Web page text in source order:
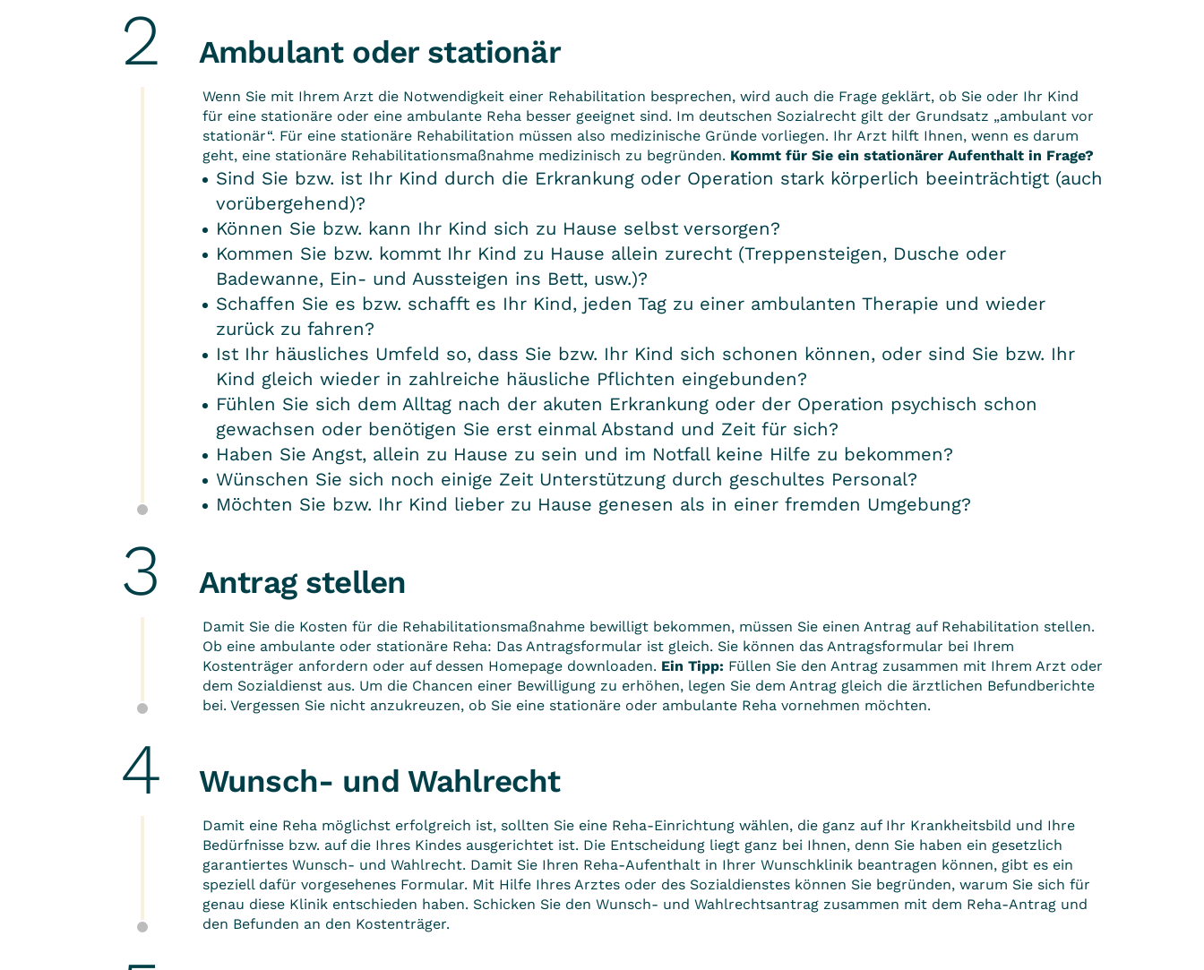
Ambulant oder stationär
Wenn Sie mit Ihrem Arzt die Notwendigkeit einer Rehabilitation besprechen, wird auch die Frage geklärt, ob Sie oder Ihr Kind
für eine stationäreoder eine ambulanteReha besser geeignet sind. Im deutschen Sozialrecht gilt der Grundsatz „ambulant vor
stationär“. Für eine stationäre Rehabilitation müssen also medizinische Gründe vorliegen. Ihr Arzt hilft Ihnen, wenn es darum
geht, eine stationäre Rehabilitationsmaßnahme medizinisch zu begründen. Kommt für Sie ein stationärer Aufenthalt in Frage?
Sind Sie bzw. ist Ihr Kind durch die Erkrankung oder Operation stark körperlich beeinträchtigt (auch
vorübergehend)?
Können Sie bzw. kann Ihr Kind sich zu Hause selbst versorgen?
Kommen Sie bzw. kommt Ihr Kind zu Hause allein zurecht (Treppensteigen, Dusche oder
Badewanne, Ein- und Aussteigen ins Bett, usw.)?
Schaffen Sie es bzw. schafft es Ihr Kind, jeden Tag zu einer ambulanten Therapie und wieder
zurück zu fahren?
Ist Ihr häusliches Umfeld so, dass Sie bzw. Ihr Kind sich schonen können, oder sind Sie bzw. Ihr
Kind gleich wieder in zahlreiche häusliche Pflichten eingebunden?
Fühlen Sie sich dem Alltag nach der akuten Erkrankung oder der Operation psychisch schon
gewachsen oder benötigen Sie erst einmal Abstand und Zeit für sich?
Haben Sie Angst, allein zu Hause zu sein und im Notfall keine Hilfe zu bekommen?
Wünschen Sie sich noch einige Zeit Unterstützung durch geschultes Personal?
Möchten Sie bzw. Ihr Kind lieber zu Hause genesen als in einer fremden Umgebung?
Antrag stellen
Damit Sie die Kosten für die Rehabilitationsmaßnahme bewilligt bekommen, müssen Sie einen Antrag auf Rehabilitation stellen.
Ob eine ambulante oder stationäre Reha: Das Antragsformular ist gleich. Sie können das Antragsformular bei Ihrem
Kostenträger anfordern oder auf dessen Homepage downloaden. Ein Tipp: Füllen Sie den Antrag zusammen mit Ihrem Arzt oder
dem Sozialdienst aus. Um die Chancen einer Bewilligung zu erhöhen, legen Sie dem Antrag gleich die ärztlichen Befundberichte
bei. Vergessen Sie nicht anzukreuzen, ob Sie eine stationäre oder ambulante Reha vornehmen möchten.
Wunsch- und Wahlrecht
Damit eine Reha möglichst erfolgreich ist, sollten Sie eine Reha-Einrichtung wählen, die ganz auf Ihr Krankheitsbild und Ihre
Bedürfnisse bzw. auf die Ihres Kindes ausgerichtet ist. Die Entscheidung liegt ganz bei Ihnen, denn Sie haben ein gesetzlich
garantiertes Wunsch- und Wahlrecht. Damit Sie Ihren Reha-Aufenthalt in Ihrer Wunschklinik beantragen können, gibt es ein
speziell dafür vorgesehenes Formular. Mit Hilfe Ihres Arztes oder des Sozialdienstes können Sie begründen, warum Sie sich für
genau diese Klinik entschieden haben. Schicken Sie den Wunsch- und Wahlrechtsantrag zusammen mit dem Reha-Antrag und
den Befunden an den Kostenträger.